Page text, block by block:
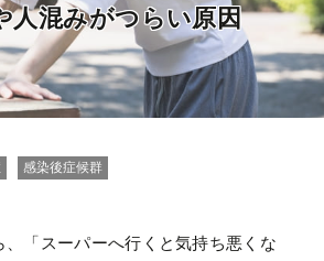
人混みがつらい原因
感染後症候群
、「スーパーへ行くと気持ち悪くな